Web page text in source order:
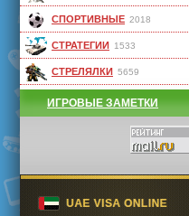
СПОРТИВНЫЕ 2018
СТРАТЕГИИ 1533
СТРЕЛЯЛКИ 5659
ИГРОВЫЕ ЗАМЕТКИ